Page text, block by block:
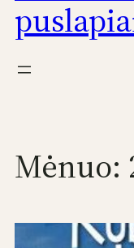
Mėnuo: